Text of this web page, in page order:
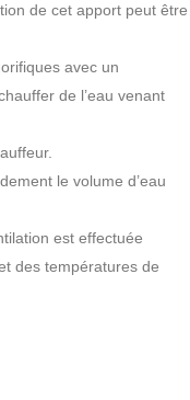
de cet apport peut être
avec un
de l’eau venant
le volume d’eau
est effectuée
des températures de